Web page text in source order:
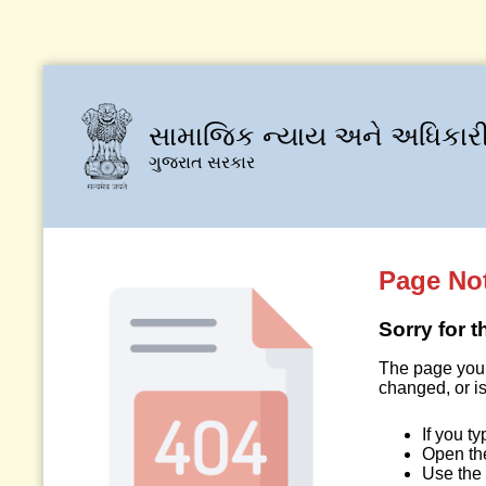
સામાજિક ન્યાય અને
ગુજરાત સરકાર
Page
Sorry for
The page
changed, or
If you
Open
Use